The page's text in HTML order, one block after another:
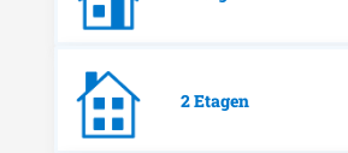
2 Etagen